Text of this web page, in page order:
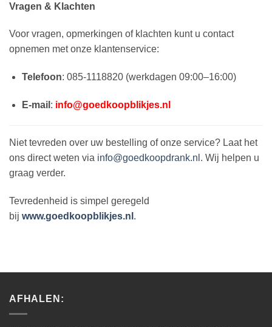
Vragen & Klachten
Voor vragen, opmerkingen of klachten kunt u contact
opnemen met onze klantenservice:
Telefoon: 085-1118820 (werkdagen 09:00–16:00)
E-mail : info@goedkoopblikjes.nl
Niet tevreden over uw bestelling of onze service? Laat het
ons direct weten via info@goedkoopdrank.nl . Wij helpen u
graag verder.
Tevredenheid is simpel geregeld
bij www.goedkoopblikjes.nl .
AFHALEN: